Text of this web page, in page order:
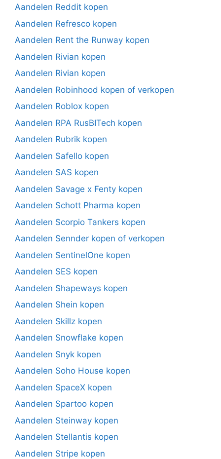
Aandelen Reddit kopen
Aandelen Refresco kopen
Aandelen Rent the Runway kopen
Aandelen Rivian kopen
Aandelen Rivian kopen
Aandelen Robinhood kopen of verkopen
Aandelen Roblox kopen
Aandelen RPA RusBITech kopen
Aandelen Rubrik kopen
Aandelen Safello kopen
Aandelen SAS kopen
Aandelen Savage x Fenty kopen
Aandelen Schott Pharma kopen
Aandelen Scorpio Tankers kopen
Aandelen Sennder kopen of verkopen
Aandelen SentinelOne kopen
Aandelen SES kopen
Aandelen Shapeways kopen
Aandelen Shein kopen
Aandelen Skillz kopen
Aandelen Snowflake kopen
Aandelen Snyk kopen
Aandelen Soho House kopen
Aandelen SpaceX kopen
Aandelen Spartoo kopen
Aandelen Steinway kopen
Aandelen Stellantis kopen
Aandelen Stripe kopen